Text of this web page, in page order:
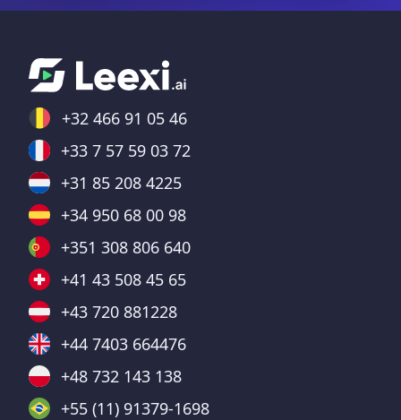
+32 466 91 05 46
+33 7 57 59 03 72
+31 85 208 4225
+34 950 68 00 98
+351 308 806 640
+41 43 508 45 65
+43 720 881228
+44 7403 664476
+48 732 143 138
+55 (11) 91379-1698